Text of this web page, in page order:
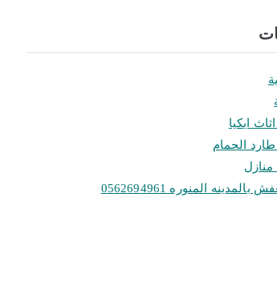
ايكيا
الحمام
بالمدينه المنوره 0562694961